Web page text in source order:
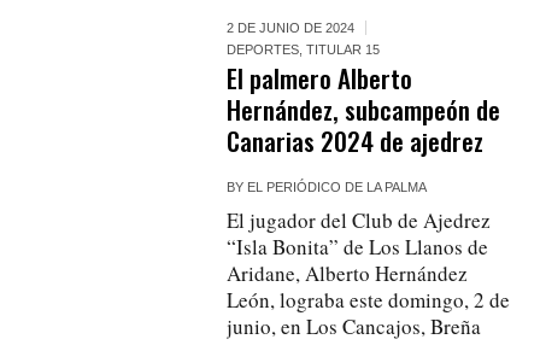
2 DE JUNIO DE 2024
DEPORTES ,TITULAR 15
El palmero Alberto
Hernández, subcampeón de
Canarias 2024 de ajedrez
BY EL PERIÓDICO DE LA PALMA
El jugador del Club de Ajedrez
“Isla Bonita” de Los Llanos de
Aridane, Alberto Hernández
León, lograba este domingo, 2 de
junio, en Los Cancajos, Breña